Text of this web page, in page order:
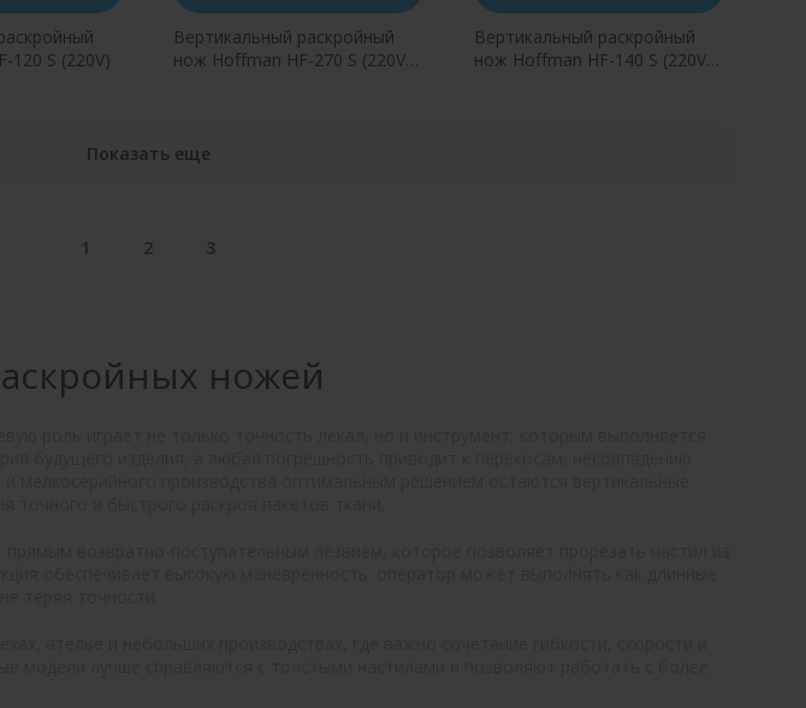
120 S (220V)
Вертикальный раскройный
нож Hoffman HF-270 S (220V)
Вертикальный раскройный
нож Hoffman HF-140 S (220V)
Показать еще
1 2 3
ножей